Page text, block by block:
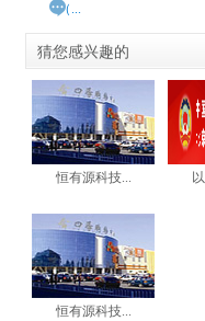
（...
猜您感兴趣的
恒有源科技...
恒有源科技...